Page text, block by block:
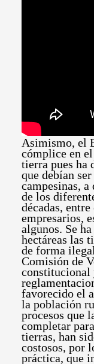
Asimismo, el
cómplice en
tierra pues ha
que debían
campesinas,
de los
décadas,
empresarios,
algunos. Se
hectáreas las
de forma
Comisión de
constitucional
favorecido el
la población
procesos que
completar
tierras, han
costosos, por
práctica, que